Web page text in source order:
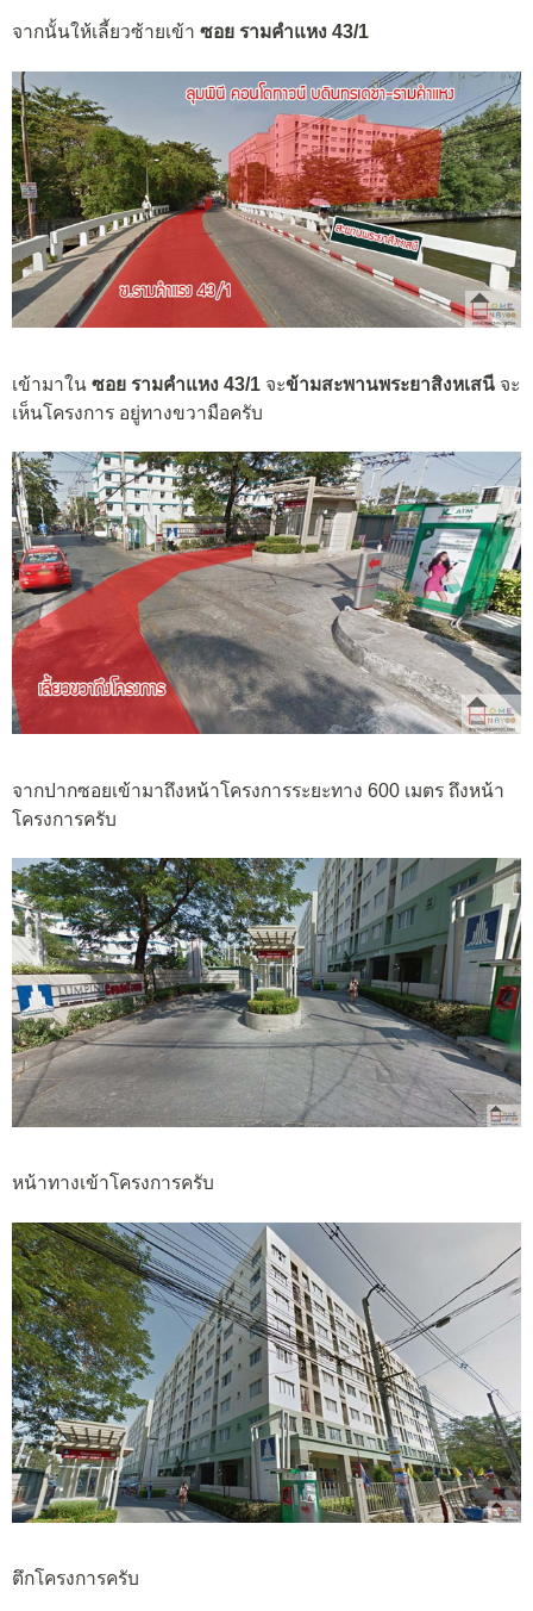
จากนั้นให้เลี้ยวซ้ายเข้า ซอย รามคำแหง 43/1
เข้ามาใน ซอย รามคำแหง 43/1 จะข้ามสะพานพระยาสิงหเสนี จะ
เห็นโครงการ อยู่ทางขวามือครับ
จากปากซอยเข้ามาถึงหน้าโครงการระยะทาง 600 เมตร ถึงหน้า
โครงการครับ
หน้าทางเข้าโครงการครับ
ตึกโครงการครับ